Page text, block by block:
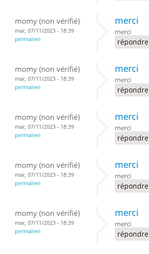
momy (non vérifié)
mar, 07/11/2023 - 18:39
permalien
merci
merci
répondre
momy (non vérifié)
mar, 07/11/2023 - 18:39
permalien
merci
merci
répondre
momy (non vérifié)
mar, 07/11/2023 - 18:39
permalien
merci
merci
répondre
momy (non vérifié)
mar, 07/11/2023 - 18:39
permalien
merci
merci
répondre
momy (non vérifié)
mar, 07/11/2023 - 18:39
permalien
merci
merci
répondre